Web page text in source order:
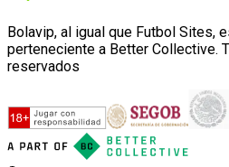
Bolavip, al igual que Futbol Sites,
perteneciente a Better Collective.
reservados